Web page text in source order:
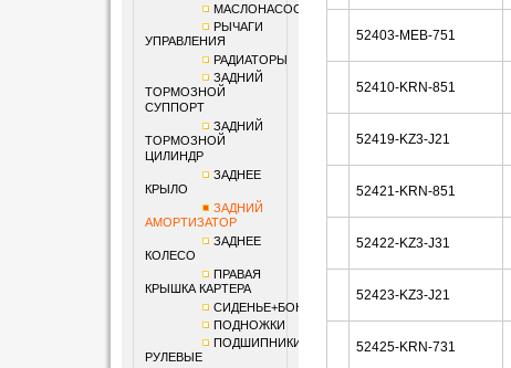
МАСЛОНАСОС
РЫЧАГИ
УПРАВЛЕНИЯ
РАДИАТОРЫ
ЗАДНИЙ
ТОРМОЗНОЙ
СУППОРТ
ЗАДНИЙ
ТОРМОЗНОЙ
ЦИЛИНДР
ЗАДНЕЕ
КРЫЛО
ЗАДНИЙ
АМОРТИЗАТОР
ЗАДНЕЕ
КОЛЕСО
ПРАВАЯ
КРЫШКА КАРТЕРА
СИДЕНЬЕ+БОКОВИНЫ
ПОДНОЖКИ
ПОДШИПНИКИ
РУЛЕВЫЕ
52403-MEB-751
52410-KRN-851
52419-KZ3-J21
52421-KRN-851
52422-KZ3-J31
52423-KZ3-J21
52425-KRN-731